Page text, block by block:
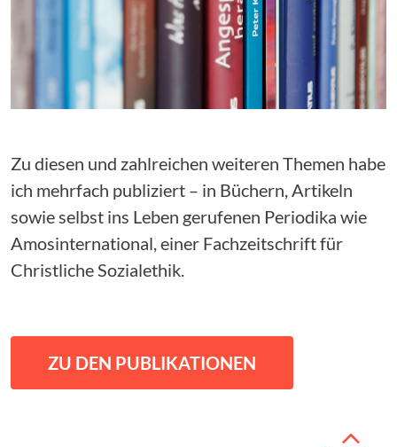
Zu diesen und zahlreichen weiteren Themen habe
ich mehrfach publiziert – in Büchern, Artikeln
sowie selbst ins Leben gerufenen Periodika wie
Amosinternational, einer Fachzeitschrift für
Christliche Sozialethik.
ZU DEN PUBLIKATIONEN